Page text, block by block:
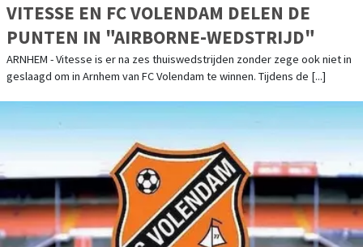
VITESSE EN FC VOLENDAM DELEN DE
PUNTEN IN "AIRBORNE-WEDSTRIJD"
ARNHEM - Vitesse is er na zes thuiswedstrijden zonder zege ook niet in
geslaagd om in Arnhem van FC Volendam te winnen. Tijdens de [...]